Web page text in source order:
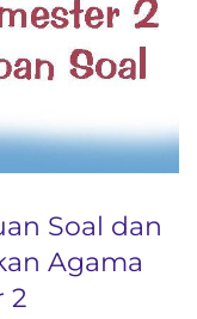
Soal dan
Agama
2